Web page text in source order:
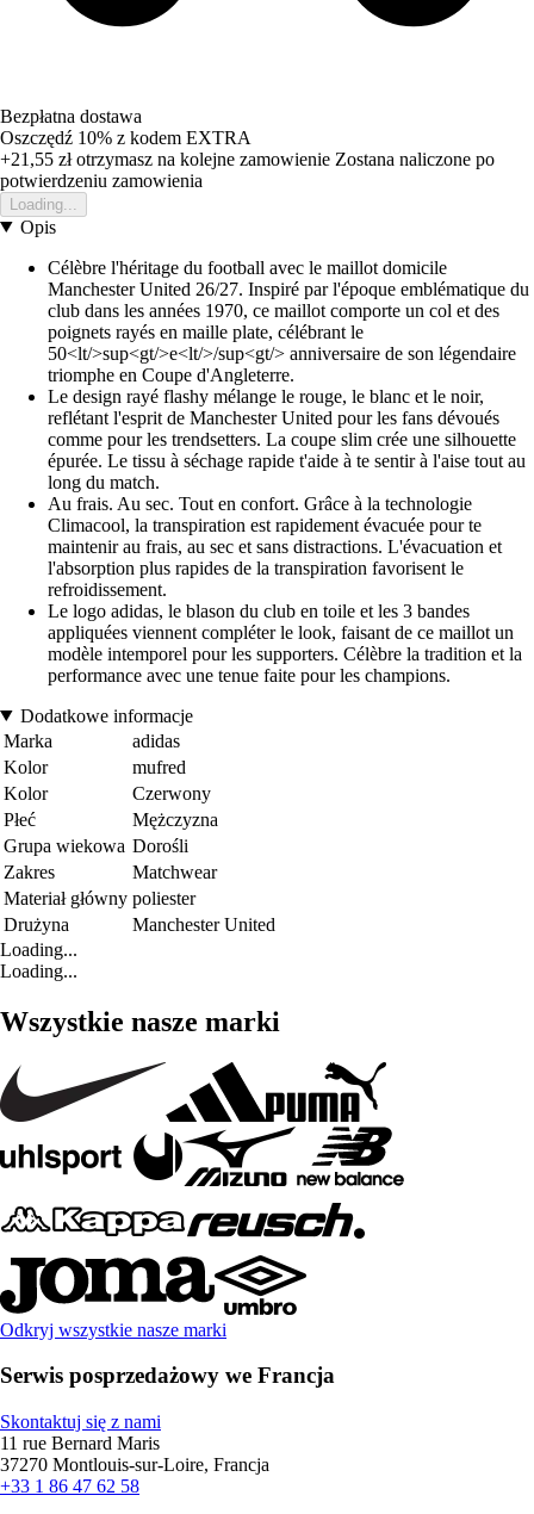
Bezpłatna dostawa
Oszczędź 10% z kodem EXTRA
+21,55 złotrzymasz na kolejne zamowienie Zostana naliczone po
potwierdzeniu zamowienia
Loading...
Opis
Célèbre l'héritage du football avec le maillot domicile
Manchester United 26/27. Inspiré par l'époque emblématique du
club dans les années 1970, ce maillot comporte un col et des
poignets rayés en maille plate, célébrant le
50<lt/>sup<gt/>e<lt/>/sup<gt/> anniversaire de son légendaire
triomphe en Coupe d'Angleterre.
Le design rayé flashy mélange le rouge, le blanc et le noir,
reflétant l'esprit de Manchester United pour les fans dévoués
comme pour les trendsetters. La coupe slim crée une silhouette
épurée. Le tissu à séchage rapide t'aide à te sentir à l'aise tout au
long du match.
Au frais. Au sec. Tout en confort. Grâce à la technologie
Climacool, la transpiration est rapidement évacuée pour te
maintenir au frais, au sec et sans distractions. L'évacuation et
l'absorption plus rapides de la transpiration favorisent le
refroidissement.
Le logo adidas, le blason du club en toile et les 3 bandes
appliquées viennent compléter le look, faisant de ce maillot un
modèle intemporel pour les supporters. Célèbre la tradition et la
performance avec une tenue faite pour les champions.
Dodatkowe informacje
Marka
adidas
Kolor
mufred
Kolor
Czerwony
Płeć
Mężczyzna
Grupa wiekowa Dorośli
Zakres
Matchwear
Materiał główny poliester
Drużyna
Manchester United
Loading...
Loading...
Wszystkie nasze marki
Odkryj wszystkie nasze marki
Serwis posprzedażowy we Francja
Skontaktuj się z nami
11 rue Bernard Maris
37270 Montlouis-sur-Loire, Francja
+33 1 86 47 62 58